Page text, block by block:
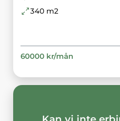
340m2
60000kr/mån